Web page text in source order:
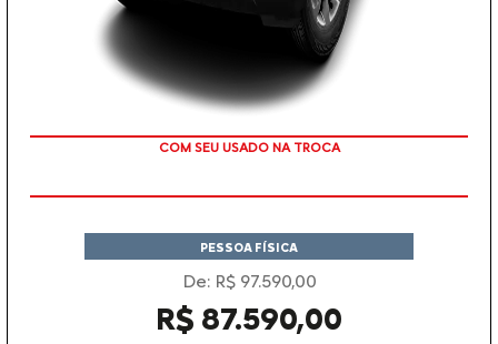
TAXA ZERO
PESSOA FÍSICA
De: R$ 97.590,00
R$ 87.590,00